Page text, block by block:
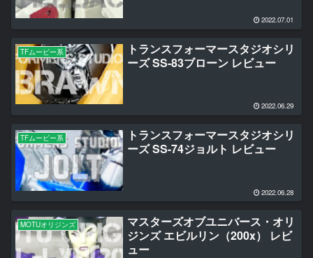
2022.07.01
TFムービー系
トランスフォーマースタジオシリ
ーズ SS-83ブローン レビュー
2022.06.29
TFムービー系
トランスフォーマースタジオシリ
ーズ SS-74ジョルト レビュー
2022.06.28
MOTUオリジンズ
マスターズオブユニバース・オリ
ジンズ エビルリン（200x） レビ
ュー